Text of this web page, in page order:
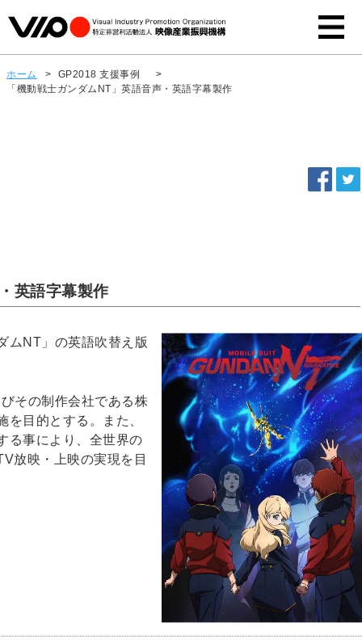
ホーム > GP2018 支援事例
>
「機動戦士ガンダムNT」英語音声・英語字幕製作
英語字幕製作
ムNT」の英語吹替え版
その制作会社である株
目的とする。また、
る事により、全世界の
放映・上映の実現を目